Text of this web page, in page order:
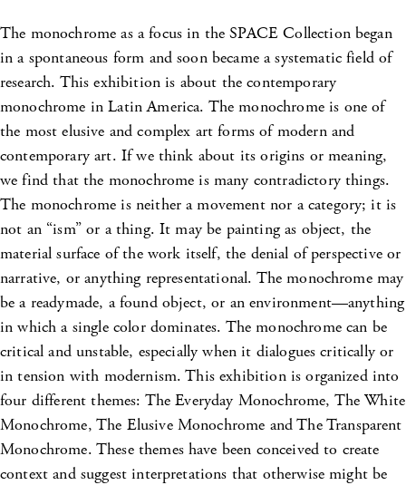
The monochrome as a focus in the SPACE Collection began
in a spontaneous form and soon became a systematic field of
research. This exhibition is about the contemporary
monochrome in Latin America. The monochrome is one of
the most elusive and complex art forms of modern and
contemporary art. If we think about its origins or meaning,
we find that the monochrome is many contradictory things.
The monochrome is neither a movement nor a category; it is
not an “ism” or a thing. It may be painting as object, the
material surface of the work itself, the denial of perspective or
narrative, or anything representational. The monochrome may
be a readymade, a found object, or an environment—anything
in which a single color dominates. The monochrome can be
critical and unstable, especially when it dialogues critically or
in tension with modernism. This exhibition is organized into
four different themes: The Everyday Monochrome, The White
Monochrome, The Elusive Monochrome and The Transparent
Monochrome. These themes have been conceived to create
context and suggest interpretations that otherwise might be